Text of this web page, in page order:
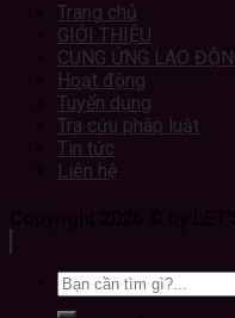
Trang chủ
GIỚI THIỆU
CUNG ỨNG LAO
Hoạt động
Tuyển dụng
Tra cứu pháp luật
Tin tức
Liên hệ